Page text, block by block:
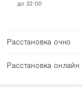
22:00
Расстановка очно
Расстановка онлайн